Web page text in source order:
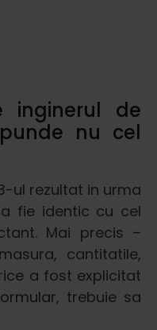
inginerul de
nu cel
ul rezultat in urma
fie identic cu cel
Mai precis –
cantitatile,
a fost explicitat
trebuie sa